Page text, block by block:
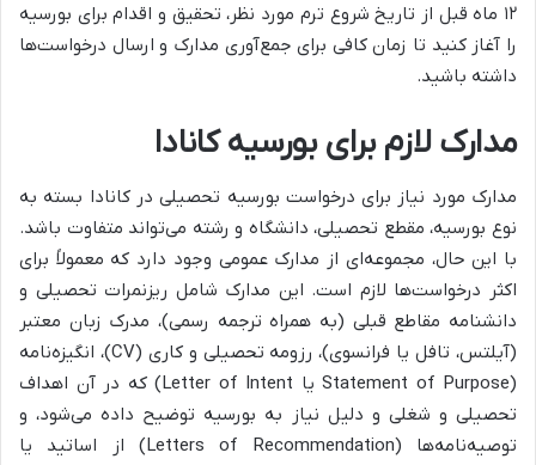
۱۲ ماه قبل از تاریخ شروع ترم مورد نظر، تحقیق و اقدام برای بورسیه
را آغاز کنید تا زمان کافی برای جمع‌آوری مدارک و ارسال درخواست‌ها
داشته باشید.
مدارک لازم برای بورسیه کانادا
مدارک مورد نیاز برای درخواست بورسیه تحصیلی در کانادا بسته به
نوع بورسیه، مقطع تحصیلی، دانشگاه و رشته می‌تواند متفاوت باشد.
با این حال، مجموعه‌ای از مدارک عمومی وجود دارد که معمولاً برای
اکثر درخواست‌ها لازم است. این مدارک شامل ریزنمرات تحصیلی و
دانشنامه مقاطع قبلی (به همراه ترجمه رسمی)، مدرک زبان معتبر
(آیلتس، تافل یا فرانسوی)، رزومه تحصیلی و کاری (CV)، انگیزه‌نامه
(Statement of Purpose یا Letter of Intent) که در آن اهداف
تحصیلی و شغلی و دلیل نیاز به بورسیه توضیح داده می‌شود، و
توصیه‌نامه‌ها (Letters of Recommendation) از اساتید یا